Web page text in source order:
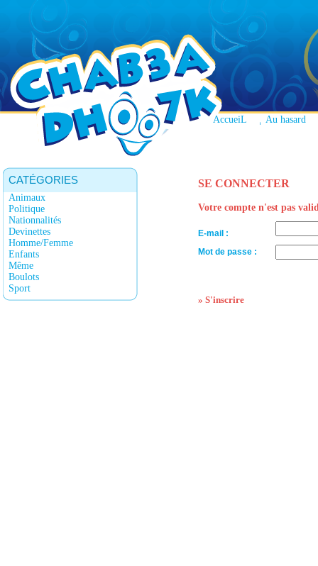
AccueiL Au hasard
CATÉGORIES
Animaux
Politique
Nationnalités
Devinettes
Homme/Femme
Enfants
Même
Boulots
Sport
SE CONNECTER
Votre compte n'est pas
E-mail :
Mot de passe :
» S'inscrire